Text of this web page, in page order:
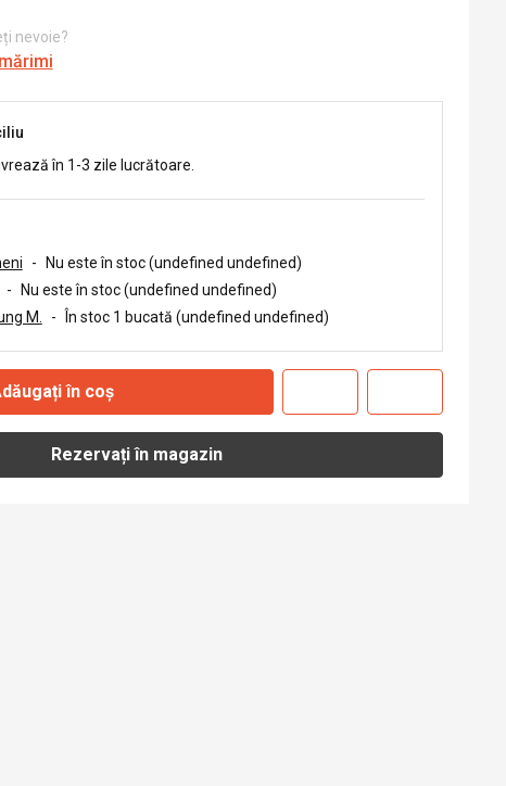
nevoie?
în 1-3 zile lucrătoare.
-
Nu este în stoc (undefined undefined)
-
Nu este în stoc (undefined undefined)
M.
- În stoc 1 bucată (undefined undefined)
în coș
Rezervați în magazin